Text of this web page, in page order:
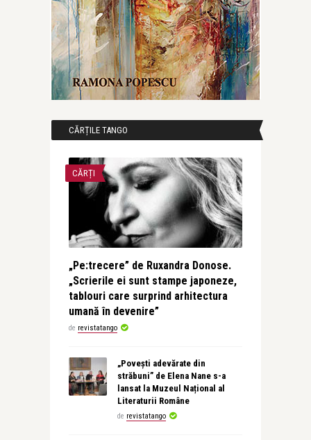
CĂRȚILE TANGO
CĂRȚI
„Pe:trecere” de Ruxandra Donose.
„Scrierile ei sunt stampe japoneze,
tablouri care surprind arhitectura
umană în devenire”
de revistatango
„Povești adevărate din
străbuni” de Elena Nane s-a
lansat la Muzeul Național al
Literaturii Române
de revistatango